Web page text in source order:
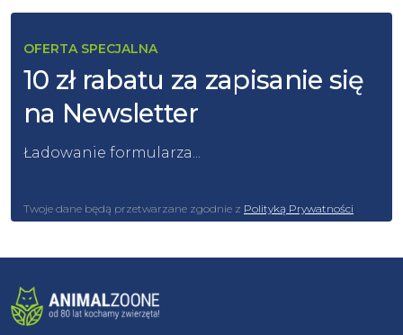
OFERTA SPECJALNA
10 zł rabatu za zapisanie się
na Newsletter
Ładowanie formularza...
Twoje dane będą przetwarzane zgodnie z Polityką Prywatności